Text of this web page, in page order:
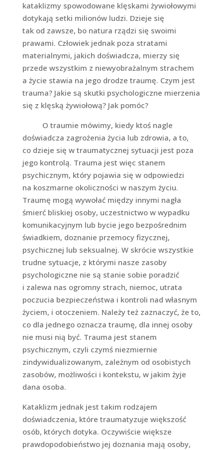
kataklizmy spowodowane klęskami żywiołowymi
dotykają setki milionów ludzi. Dzieje się
tak od zawsze, bo natura rządzi się swoimi
prawami. Człowiek jednak poza stratami
materialnymi, jakich doświadcza, mierzy się
przede wszystkim z niewyobrażalnym strachem
a życie stawia na jego drodze traumę. Czym jest
trauma? Jakie są skutki psychologiczne mierzenia
się z klęską żywiołową? Jak pomóc?
O traumie mówimy, kiedy ktoś nagle
doświadcza zagrożenia życia lub zdrowia, a to,
co dzieje się w traumatycznej sytuacji jest poza
jego kontrolą. Trauma jest więc stanem
psychicznym, który pojawia się w odpowiedzi
na koszmarne okoliczności w naszym życiu.
Traumę mogą wywołać między innymi nagła
śmierć bliskiej osoby, uczestnictwo w wypadku
komunikacyjnym lub bycie jego bezpośrednim
świadkiem, doznanie przemocy fizycznej,
psychicznej lub seksualnej. W skrócie wszystkie
trudne sytuacje, z którymi nasze zasoby
psychologiczne nie są stanie sobie poradzić
i zalewa nas ogromny strach, niemoc, utrata
poczucia bezpieczeństwa i kontroli nad własnym
życiem, i otoczeniem. Należy też zaznaczyć, że to,
co dla jednego oznacza traumę, dla innej osoby
nie musi nią być. Trauma jest stanem
psychicznym, czyli czymś niezmiernie
zindywidualizowanym, zależnym od osobistych
zasobów, możliwości i kontekstu, w jakim żyje
dana osoba.
Kataklizm jednak jest takim rodzajem
doświadczenia, które traumatyzuje większość
osób, których dotyka. Oczywiście większe
prawdopodobieństwo jej doznania mają osoby,